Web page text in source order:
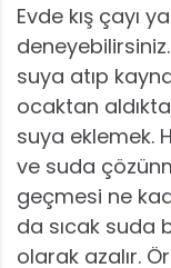
Evde kış çayı
suya atıp
ocaktan
suya eklemek.
ve suda
geçmesi ne
da sıcak suda
olarak azalır.